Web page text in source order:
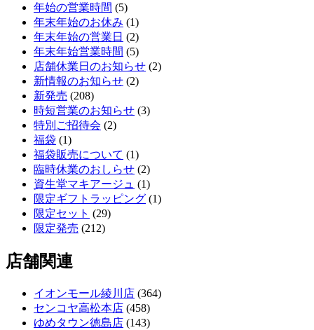
年始の営業時間 (5)
年末年始のお休み (1)
年末年始の営業日 (2)
年末年始営業時間 (5)
店舗休業日のお知らせ (2)
新情報のお知らせ (2)
新発売 (208)
時短営業のお知らせ (3)
特別ご招待会 (2)
福袋 (1)
福袋販売について (1)
臨時休業のおしらせ (2)
資生堂マキアージュ (1)
限定ギフトラッピング (1)
限定セット (29)
限定発売 (212)
店舗関連
イオンモール綾川店 (364)
センコヤ高松本店 (458)
ゆめタウン徳島店 (143)